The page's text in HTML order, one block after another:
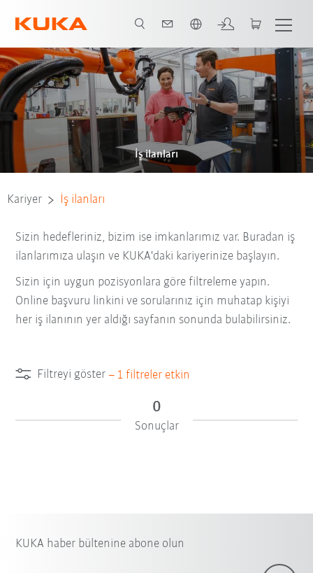
İş ilanları
Kariyer İş ilanları
Sizin hedefleriniz, bizim ise imkanlarımız var. Buradan iş
ilanlarımıza ulaşın ve KUKA'daki kariyerinize başlayın.
Sizin için uygun pozisyonlara göre filtreleme yapın.
Online başvuru linkini ve sorularınız için muhatap kişiyi
her iş ilanının yer aldığı sayfanın sonunda bulabilirsiniz.
Filtreyi göster – 1 filtreler etkin
0
Sonuçlar
KUKA haber bültenine abone olun